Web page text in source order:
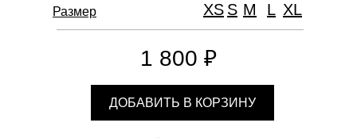
ДОБАВИТЬ В КОРЗИНУ
1 800 ₽
Размер S M L
XS XL